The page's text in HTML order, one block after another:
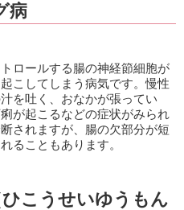
病
ロールする腸の神経節細胞が
こしてしまう病気です。慢性
を吐く、おなかが張ってい
が起こるなどの症状がみられ
されますが、腸の欠部分が短
ることもあります。
こうせいゆうもん